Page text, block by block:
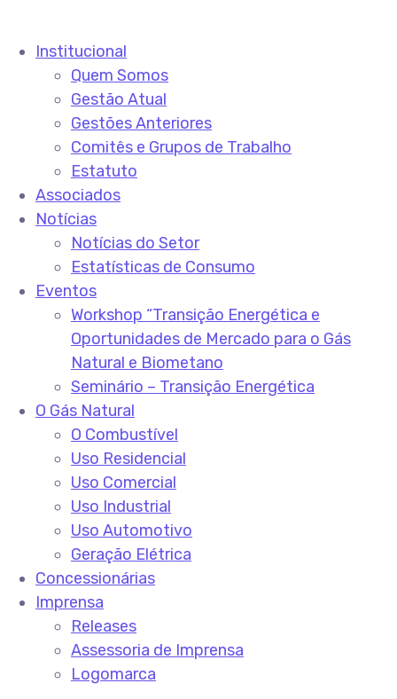
Institucional
Quem Somos
Gestão Atual
Gestões Anteriores
Comitês e Grupos de Trabalho
Estatuto
Associados
Notícias
Notícias do Setor
Estatísticas de Consumo
Eventos
Workshop “Transição Energética e
Oportunidades de Mercado para o Gás
Natural e Biometano
Seminário – Transição Energética
O Gás Natural
O Combustível
Uso Residencial
Uso Comercial
Uso Industrial
Uso Automotivo
Geração Elétrica
Concessionárias
Imprensa
Releases
Assessoria de Imprensa
Logomarca